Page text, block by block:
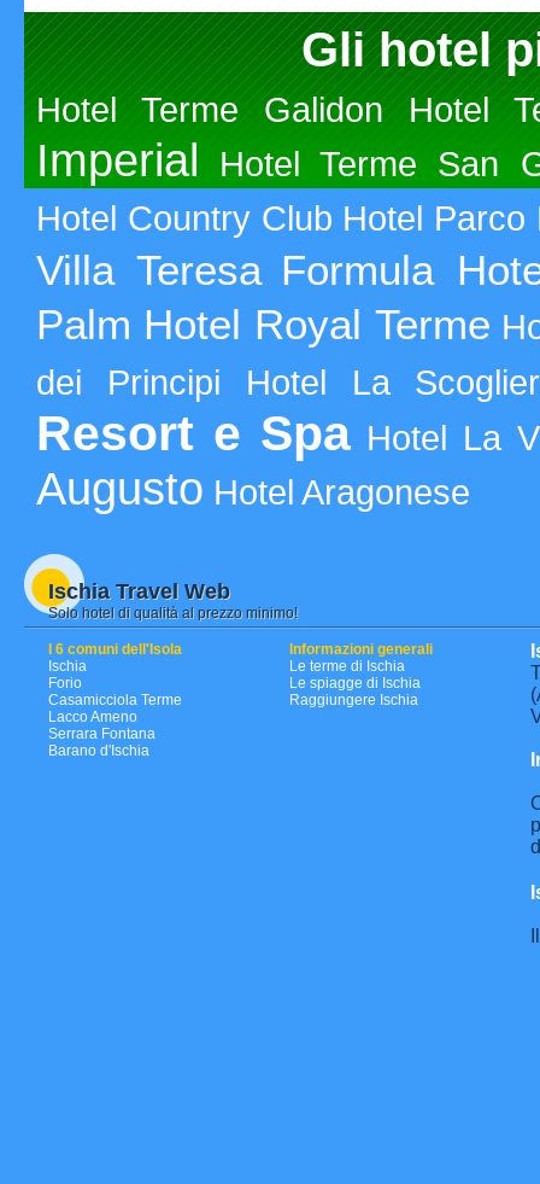
Gli hotel
Hotel Terme Galidon Hotel
Imperial
Hotel Terme San
Hotel Country Club Hotel Parco
Villa Teresa Formula
Palm Hotel Royal Terme
dei Principi
Hotel La
Resort e Spa Hotel La
Augusto Hotel Aragonese
Ischia Travel Web
Solo hotel di qualità al prezzo minimo!
I 6 comuni dell'Isola
Ischia
Forio
Casamicciola Terme
Lacco Ameno
Serrara Fontana
Barano d'Ischia
Informazioni generali
Le terme di Ischia
Le spiagge di Ischia
Raggiungere Ischia